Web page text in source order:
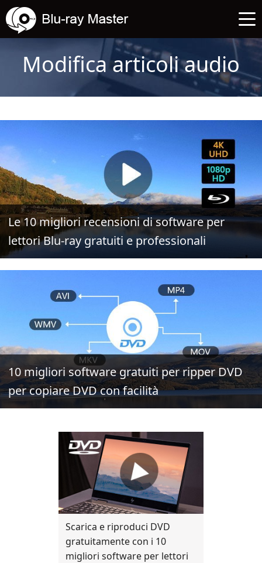
Modifica articoli audio
Le 10 migliori recensioni di software per
lettori Blu-ray gratuiti e professionali
10 migliori software gratuiti per ripper DVD
per copiare DVD con facilità
Scarica e riproduci DVD
gratuitamente con i 10
migliori software per lettori